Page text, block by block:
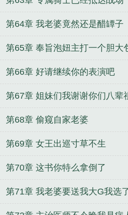
第64章 我老婆竟然还是醋罈子
第65章 奉旨泡妞主打一个胆大
第66章 好请继续你的表演吧
第67章 姐妹们我谢谢你们八辈
第68章 偷窥自家老婆
第69章 女王出巡寸草不生
第70章 这书你特么拿倒了
第71章 我老婆要送我大G我选